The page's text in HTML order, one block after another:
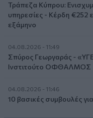
Τράπεζα Κύπρου:
υπηρεσίες - Κέρδη €252
εξάμηνο
04.08.2026 - 11:49
Σπύρος Γεωργαράς -
Ινστιτούτο ΟΦΘΑΛΜΟΣ
04.08.2026 - 11:46
10 βασικές συμβουλές